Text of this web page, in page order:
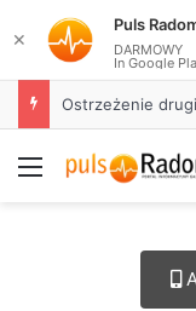
Menu
✕
Puls
DARMOWY
In Google